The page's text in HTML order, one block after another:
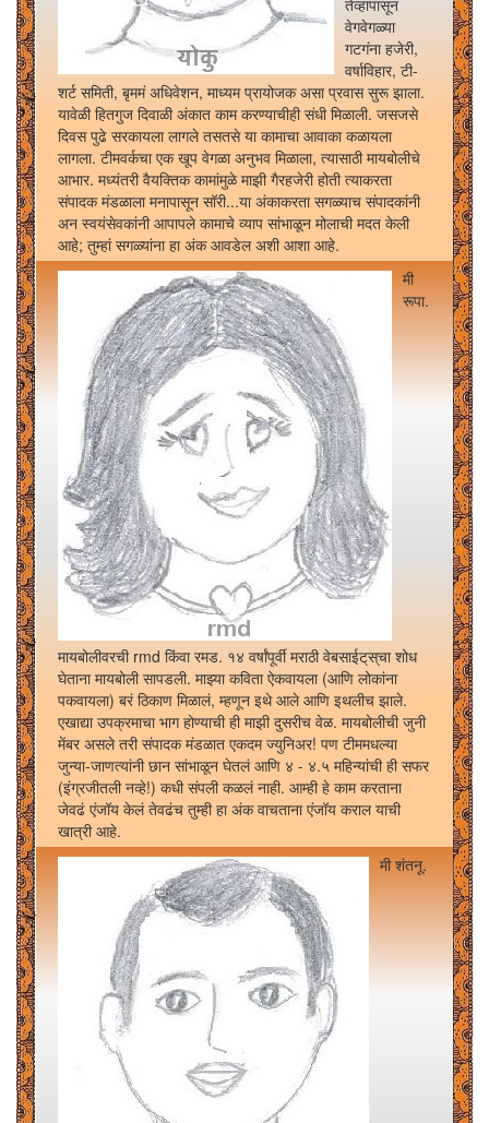
तेव्हापासून
वेगवेगळ्या
गटगंना हजेरी,
वर्षाविहार, टी-
शर्ट समिती, बृममं अधिवेशन, माध्यम प्रायोजक असा प्रवास सुरू झाला.
यावेळी हितगुज दिवाळी अंकात काम करण्याचीही संधी मिळाली. जसजसे
दिवस पुढे सरकायला लागले तसतसे या कामाचा आवाका कळायला
लागला. टीमवर्कचा एक खूप वेगळा अनुभव मिळाला, त्यासाठी मायबोलीचे
आभार. मध्यंतरी वैयक्तिक कामांमुळे माझी गैरहजेरी होती त्याकरता
संपादक मंडळाला मनापासून सॉरी...या अंकाकरता सगळ्याच संपादकांनी
अन स्वयंसेवकांनी आपापले कामाचे व्याप सांभाळून मोलाची मदत केली
आहे; तुम्हां सगळ्यांना हा अंक आवडेल अशी आशा आहे.
मी
रूपा.
मायबोलीवरची rmd किंवा रमड. १४ वर्षांपूर्वी मराठी वेबसाईट्‌स्‌चा शोध
घेताना मायबोली सापडली. माझ्या कविता ऐकवायला (आणि लोकांना
पकवायला) बरं ठिकाण मिळालं, म्हणून इथे आले आणि इथलीच झाले.
एखाद्या उपक्रमाचा भाग होण्याची ही माझी दुसरीच वेळ. मायबोलीची जुनी
मेंबर असले तरी संपादक मंडळात एकदम ज्युनिअर! पण टीममधल्या
जुन्या-जाणत्यांनी छान सांभाळून घेतलं आणि ४ - ४.५ महिन्यांची ही सफर
(इंग्रजीतली नव्हे!) कधी संपली कळलं नाही. आम्ही हे काम करताना
जेवढं एंजॉय केलं तेवढंच तुम्ही हा अंक वाचताना एंजॉय कराल याची
खात्री आहे.
मी शंतनू.